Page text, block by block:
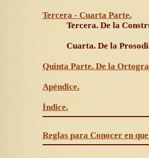
Tercera - Cuarta Parte.
Tercera. De la
Cuarta. De la
Quinta Parte. De la
Apéndice.
Índice.
Reglas para Conocer en